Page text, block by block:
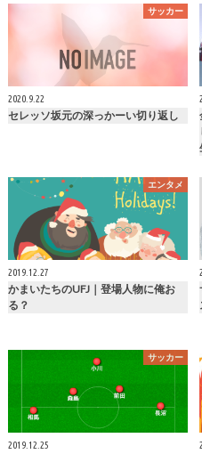
サッカー
2020.9.22
セレッソ坂元の深っかーい切り返し
エンタメ
2019.12.27
かまいたちのUFJ｜登場人物に俺お
る？
サッカー
2019.12.25